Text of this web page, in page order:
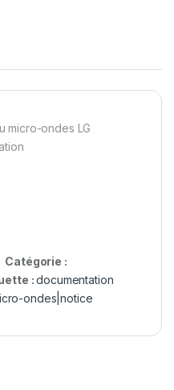
micro-ondes LG
Catégorie :
:documentation
ondes|notice